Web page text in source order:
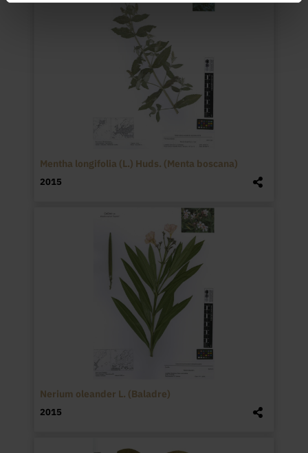
Mentha longifolia (L.) Huds. (Menta boscana)
2015
Nerium oleander L. (Baladre)
2015